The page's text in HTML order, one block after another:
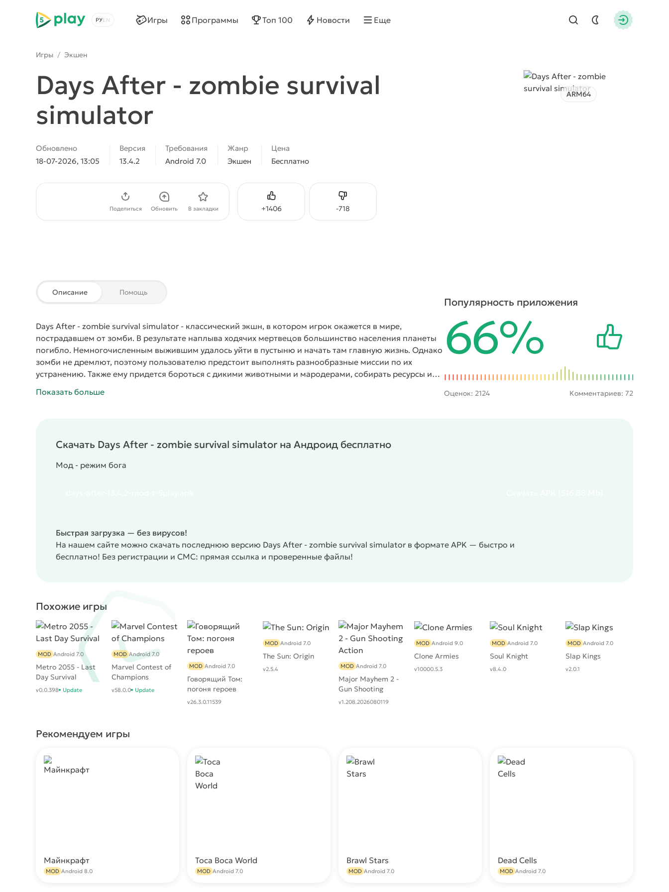
5play
Выбрать язык
Найти
Игры Программы Топ 100 Новости Еще
Игры / Экшен
Days After - zombie survival
simulator
ARM64
Обновлено
18-07-2026, 13:05
Версия
13.4.2
Требования
Android 7.0
Жанр
Экшен
Цена
Бесплатно
+1406
Нравится -718
Не нравится
Поделиться Обновить В закладки
Описание Помощь
Days After - zombie survival simulator - классический экшн, в котором игрок окажется в мире,
пострадавшем от зомби. В результате наплыва ходячих мертвецов большинство населения планеты
погибло. Немногочисленным выжившим удалось уйти в пустыню и начать там главную жизнь. Однако
зомби не дремлют, поэтому пользователю предстоит выполнять разнообразные миссии по их
устранению. Также ему придется бороться с дикими животными и мародерами, собирать ресурсы и
Показать больше
Популярность приложения
66%
Оценок: 2124 Комментариев: 72
Скачать Days After - zombie survival simulator на Андроид бесплатно
Мод - режим бога
Быстрая загрузка — без вирусов!
На нашем сайте можно скачать последнюю версию Days After - zombie survival simulator в формате APK — быстро и
бесплатно! Без регистрации и СМС: прямая ссылка и проверенные файлы!
Похожие игры
Metro 2055 - Last
Day Survival
MOD Android 7.0
v0.0.398 Update
Marvel Contest of
Champions
MOD Android 7.0
v58.0.0 Update
Говорящий Том:
погоня героев
MOD Android 7.0
v26.3.0.11539
The Sun: Origin
MOD Android 7.0
v2.5.4
Major Mayhem 2 -
Gun Shooting
Action
MOD Android 7.0
v1.208.2026080119
Clone Armies
MOD Android 9.0
v10000.5.3
Soul Knight
MOD Android 7.0
v8.4.0
Slap Kings
MOD Android 7.0
v2.0.1
Рекомендуем игры
Майнкрафт
MOD Android 8.0
Toca Boca World
MOD Android 7.0
Brawl Stars
MOD Android 7.0
Dead Cells
MOD Android 7.0